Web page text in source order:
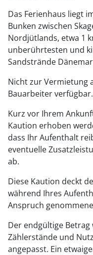
Das Ferienhaus liegt
Bunken zwischen
Nordjütlands, etwa 1
unberührtesten und
Sandstrände
Nicht zur Vermietung
Bauarbeiter verfügbar.
Kurz vor Ihrem
Kaution erhoben
dass Ihr Aufenthalt
eventuelle
ab.
Diese Kaution deckt
während Ihres
Anspruch
Der endgültige
Zählerstände und
angepasst. Ein